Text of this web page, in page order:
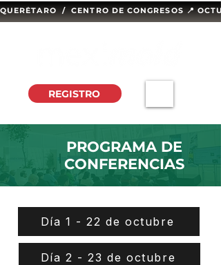
QUERÉTARO  /  CENTRO DE CONGRESOS 📍
REGISTRO
PROGRAMA DE
CONFERENCIAS
Día 1 - 22 de octubre
Día 2 - 23 de octubre